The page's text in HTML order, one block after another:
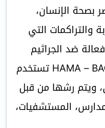
بصحة الإنسان،
والتراكمات التي
ضد الجراثيم
والفيروسات، فضلاً عن مادة HAMA – BACTA 202 تستخدم
ويتم رشها من قبل
المستشفيات،